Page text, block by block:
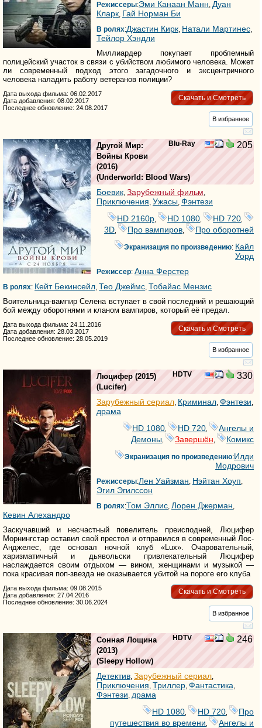
Режиссеры:Эми Канаан Манн, Дуан
Кларк, Гай Норман Би
В ролях:Джастин Кирк, Натали Мартинес,
Тейлор Хэндли
Миллиардер покупает проблемный
полицейский участок в связи с убийством любимого человека. Может
ли современный подход этого загадочного и эксцентричного
человека наладить работу ветеранов полиции?
Скачать и Смотреть
Дата выхода фильма: 06.02.2017
Дата добавления: 08.02.2017
Последнее обновление: 24.08.2017
В избранное
Blu-Ray 205
Другой Мир:
Войны Крови
(2016)
(Underworld: Blood Wars)
Боевик, Зарубежный фильм,
Приключения, Ужасы, Фэнтези
HD 2160р
HD 1080 HD 720
3D Про вампиров Про оборотней
Экранизация по произведению: Кайл
Уорд
Режиссер: Анна Ферстер
В ролях: Кейт Бекинсейл, Тео Джеймс, Тобайас Мензис
Воительница-вампир Селена вступает в свой последний и решающий
бой между оборотнями и кланом вампиров, который её предал.
Скачать и Смотреть
Дата выхода фильма: 24.11.2016
Дата добавления: 28.03.2017
Последнее обновление: 28.05.2019
В избранное
HDTV 330
Люцифер (2015)
(Lucifer)
Зарубежный сериал Криминал Фэнтези
драма
HD 1080
HD 720
Ангелы и
Демоны
Завершён Комикс
Экранизация по произведению:Илди
Модрович
Режиссеры:Лен Уайзман Нэйтан Хоуп
Эгил Эгилссон
В ролях:Том Эллис Лорен Джерман
Кевин Алехандро
Заскучавший и несчастный повелитель преисподней, Люцифер
Морнингстар оставил свой престол и отправился в современный Лос-
Анджелес, где основал ночной клуб «Lux». Очаровательный,
харизматичный и дьявольски привлекательный Люцифер
наслаждается своим отдыхом — вином, женщинами и музыкой —
пока красивая поп-звезда не оказывается убитой на пороге его клуба
Скачать и Смотреть
Дата выхода фильма: 09.08.2015
Дата добавления: 27.04.2016
Последнее обновление: 30.06.2024
В избранное
HDTV 246
Сонная Лощина
(2013)
(Sleepy Hollow)
Детектив Зарубежный сериал
Приключения Триллер Фантастика
Фэнтези драма
HD 1080
HD 720
Про
путешествия во времени
Ангелы и